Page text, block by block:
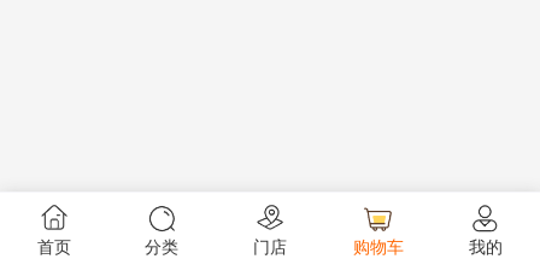
首页 分类 门店 购物车 我的